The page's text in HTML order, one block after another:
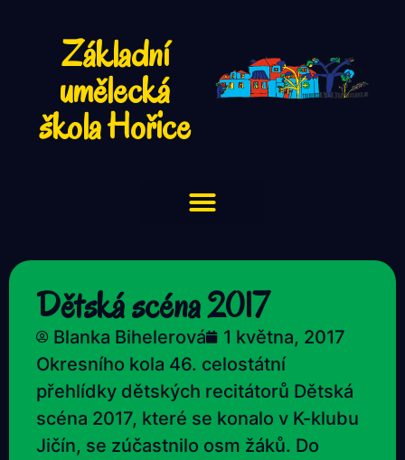
Základní
umělecká
škola Hořice
Dětská scéna 2017
Blanka Bihelerová
1 května, 2017
Okresního kola 46. celostátní
přehlídky dětských recitátorů Dětská
scéna 2017, které se konalo v K-klubu
Jičín, se zúčastnilo osm žáků. Do